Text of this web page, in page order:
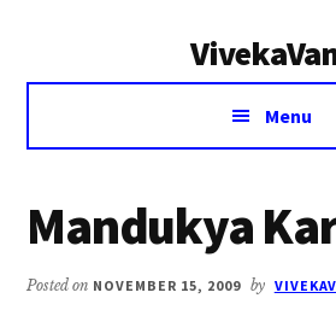
Voice
Vivekananda
Menu
Mandukya
Posted on NOVEMBER 15, 2009 by